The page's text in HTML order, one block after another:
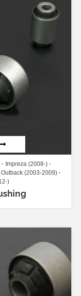
Impreza (2008-)
Outback (2003-2009)
)